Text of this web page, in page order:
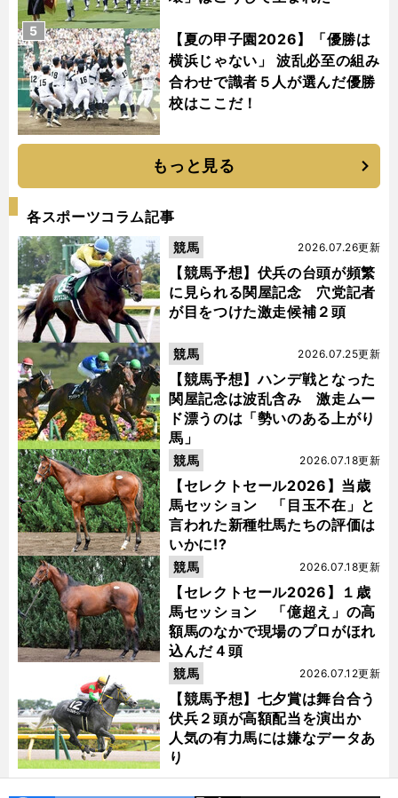
【夏の甲子園2026】「優勝は
横浜じゃない」 波乱必至の組み
合わせで識者５人が選んだ優勝
校はここだ！
5
もっと見る
各スポーツコラム記事
【競馬予想】伏兵の台頭が頻繁
に見られる関屋記念 穴党記者
が目をつけた激走候補２頭
2026.07.26更新
競馬
【競馬予想】ハンデ戦となった
関屋記念は波乱含み 激走ムー
ド漂うのは「勢いのある上がり
馬」
2026.07.25更新
競馬
【セレクトセール2026】当歳
馬セッション 「目玉不在」と
言われた新種牡馬たちの評価は
いかに!?
2026.07.18更新
競馬
【セレクトセール2026】１歳
馬セッション 「億超え」の高
額馬のなかで現場のプロがほれ
込んだ４頭
2026.07.18更新
競馬
【競馬予想】七夕賞は舞台合う
伏兵２頭が高額配当を演出か
人気の有力馬には嫌なデータあ
り
2026.07.12更新
競馬